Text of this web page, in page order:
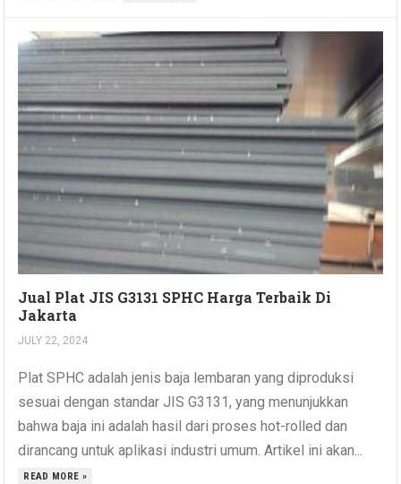
Jual Plat JIS G3131 SPHC Harga Terbaik Di
Jakarta
JULY 22, 2024
Plat SPHC adalah jenis baja lembaran yang diproduksi
sesuai dengan standar JIS G3131, yang menunjukkan
bahwa baja ini adalah hasil dari proses hot-rolled dan
dirancang untuk aplikasi industri umum. Artikel ini akan...
READ MORE »